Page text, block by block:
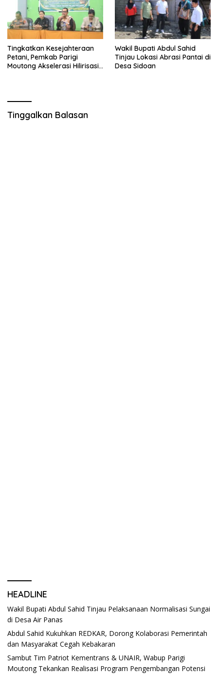
Tingkatkan Kesejahteraan
Petani, Pemkab Parigi
Moutong Akselerasi Hilirisasi
Wakil Bupati Abdul Sahid
Tinjau Lokasi Abrasi Pantai di
Desa Sidoan
Tinggalkan Balasan
HEADLINE
Wakil Bupati Abdul Sahid Tinjau Pelaksanaan Normalisasi Sungai
di Desa Air Panas
Abdul Sahid Kukuhkan REDKAR, Dorong Kolaborasi Pemerintah
dan Masyarakat Cegah Kebakaran
Sambut Tim Patriot Kementrans & UNAIR, Wabup Parigi
Moutong Tekankan Realisasi Program Pengembangan Potensi